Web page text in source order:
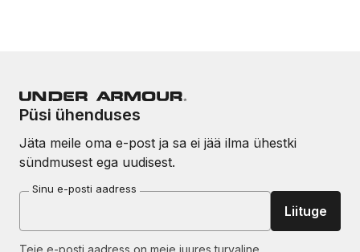
Püsi ühenduses
Jäta meile oma e-post ja sa ei jää ilma ühestki
sündmusest ega uudisest.
Sinu e-posti aadress
Liituge
Teie e-posti aadress on meie juures turvaline,